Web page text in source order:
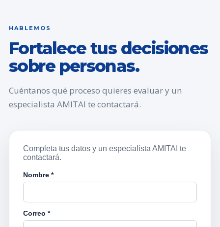
HABLEMOS
Fortalece tus decisiones
sobre personas.
Cuéntanos qué proceso quieres evaluar y un
especialista AMITAI te contactará.